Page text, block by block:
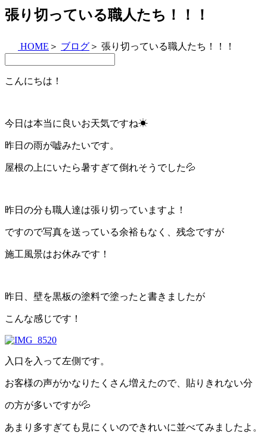
張り切っている職人たち！！！
HOME ＞ ブログ ＞ 張り切っている職人たち！！！
こんにちは！
今日は本当に良いお天気ですね☀
昨日の雨が嘘みたいです。
屋根の上にいたら暑すぎて倒れそうでした💦
昨日の分も職人達は張り切っていますよ！
ですので写真を送っている余裕もなく、残念ですが
施工風景はお休みです！
昨日、壁を黒板の塗料で塗ったと書きましたが
こんな感じです！
入口を入って左側です。
お客様の声がかなりたくさん増えたので、貼りきれない分
の方が多いですが💦
あまり多すぎても見にくいのできれいに並べてみましたよ。